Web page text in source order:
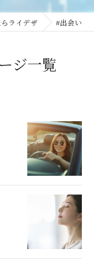
ライデザ #出会い
ジ一覧